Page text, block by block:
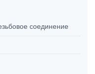
соединение